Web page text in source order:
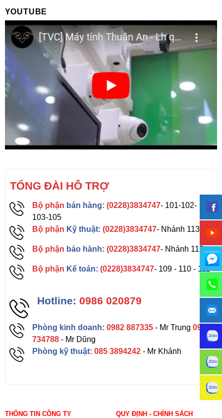
YOUTUBE
TỔNG ĐÀI HỖ TRỢ
Bộ phận bán hàng: (0228)3834747- 101-102-
103-105
Bộ phận Kỹ thuật: (0228)3834747- Nhánh 113
Bộ phận bảo hành: (0228)3834747- Nhánh 115
Bộ phận Kế toán: (0228)3834747- 109 - 110 - 111
Hotline: 0986 020879
Phòng kinh doanh: 0982 887335 - Mr Trung0962
734788 - Mr Dũng
Phòng kỹ thuật:085 3894242 - Mr Khánh
THÔNG TIN CÔNG TY QUY ĐỊNH - CHÍNH SÁCH